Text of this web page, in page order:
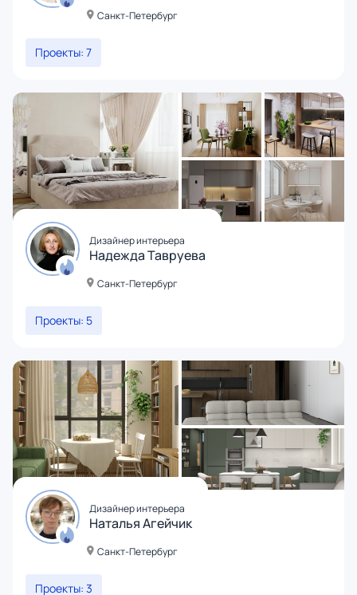
Санкт-Петербург
Проекты: 7
Дизайнер интерьера
Надежда Тавруева
Санкт-Петербург
Проекты: 5
Дизайнер интерьера
Наталья Агейчик
Санкт-Петербург
Проекты: 3